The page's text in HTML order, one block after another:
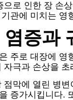
으로 인한 장 손
관에 미치는 영
염증과
주로 대장에 영
자극과 손상을
점막에 열린 병
증가시킵니다.